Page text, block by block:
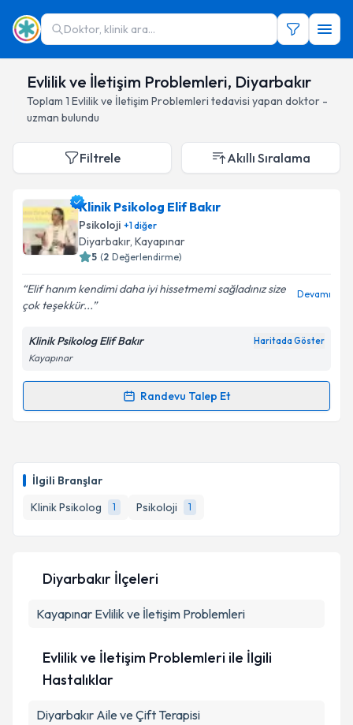
Doktor, klinik ara...
Evlilik ve İletişim Problemleri, Diyarbakır
Toplam 1 Evlilik ve İletişim Problemleri tedavisi yapan doktor -
uzman bulundu
İlgili Branşlar
Klinik Psikolog
1 Psikoloji 1
Filtrele Akıllı Sıralama
Klinik Psikolog Elif Bakır
Psikoloji +1diğer
Diyarbakır, Kayapınar
5 (2 Değerlendirme)
Elif hanım kendimi daha iyi hissetmemi sağladınız size
çok teşekkür...
Devamı
Klinik Psikolog Elif Bakır Haritada Göster
Kayapınar
Randevu Talep Et
Randevu Takvimi Talebi
takvim hazırlandığında e-posta ile bilgilendireceğiz.
E-posta Adresiniz
Metni'ni okudum ve kişisel verilerimin belirtilen
Diyarbakır İlçeleri
Kayapınar Evlilik ve İletişim Problemleri
Evlilik ve İletişim Problemleri ile İlgili
Hastalıklar
Diyarbakır Aile ve Çift Terapisi